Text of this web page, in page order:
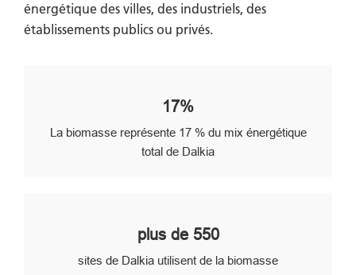
énergétique des villes, des industriels, des
établissements publics ou privés.
17%
La biomasse représente 17 % du mix énergétique
total de Dalkia
plus de 550
sites de Dalkia utilisent de la biomasse